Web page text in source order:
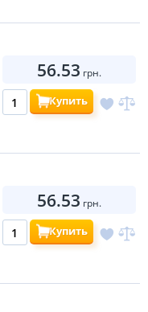
56.53 грн.
Купить
56.53 грн.
Купить